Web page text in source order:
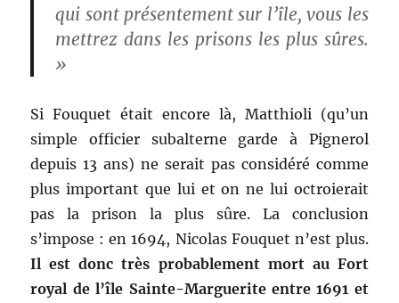
qui sont présentement sur l’île, vous les
mettrez dans les prisons les plus sûres.
»
Si Fouquet était encore là, Matthioli (qu’un
simple officier subalterne garde à Pignerol
depuis 13 ans) ne serait pas considéré comme
plus important que lui et on ne lui octroierait
pas la prison la plus sûre. La conclusion
s’impose : en 1694, Nicolas Fouquet n’est plus.
Il est donc très probablement mort au Fort
royal de l’île Sainte-Marguerite entre 1691 et